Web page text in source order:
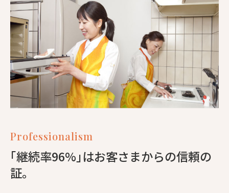
Professionalism
｢継続率96%｣はお客さまからの信頼の
証。